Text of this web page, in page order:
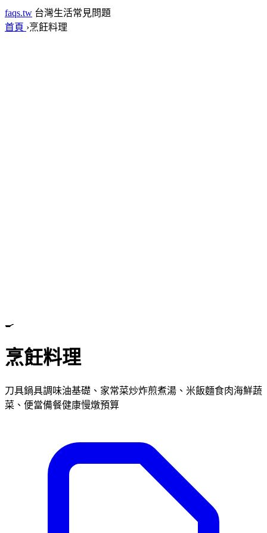
faqs.tw 台灣生活常見問題
首頁 ›烹飪料理
🍳
烹飪料理
刀具鍋具調味油基礎、家常菜炒炸煎煮湯、米飯麵食肉海鮮蔬
菜、便當備餐健康慢燉預算